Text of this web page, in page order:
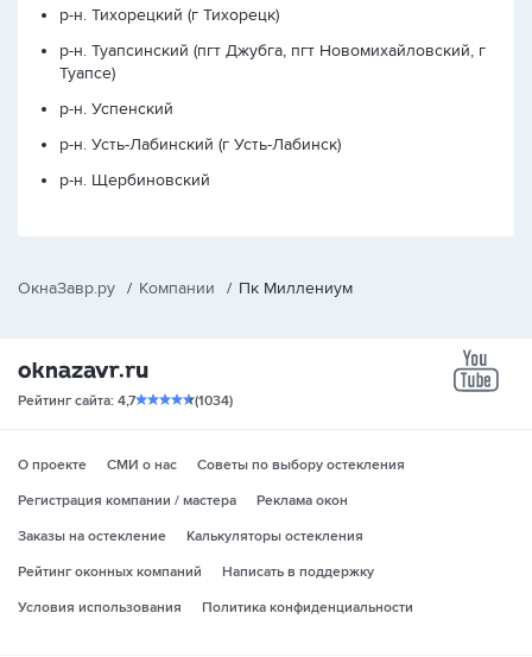
р-н. Тихорецкий (г Тихорецк)
р-н. Туапсинский (пгт Джубга, пгт Новомихайловский, г
Туапсе)
р-н. Успенский
р-н. Усть-Лабинский (г Усть-Лабинск)
р-н. Щербиновский
ОкнаЗавр.ру / Компании / Пк Миллениум
Рейтинг сайта: 4,7 (1034)
О проекте СМИ о нас
Советы по выбору остекления
Регистрация компании / мастера
Реклама окон
Заказы на остекление
Калькуляторы остекления
Рейтинг оконных компаний
Написать в поддержку
Условия использования
Политика конфиденциальности